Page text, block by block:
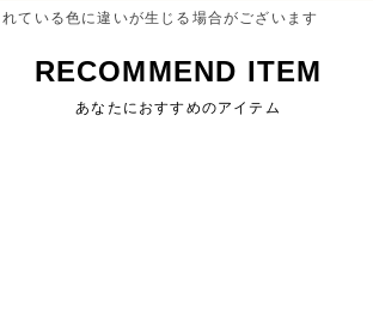
ている色に違いが生じる場合がございます
RECOMMEND ITEM
あなたにおすすめのアイテム